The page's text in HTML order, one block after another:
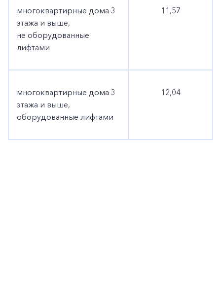
многоквартирные дома 3
этажа и выше,
не оборудованные
лифтами
11,57
многоквартирные дома 3
этажа и выше,
оборудованные лифтами
12,04